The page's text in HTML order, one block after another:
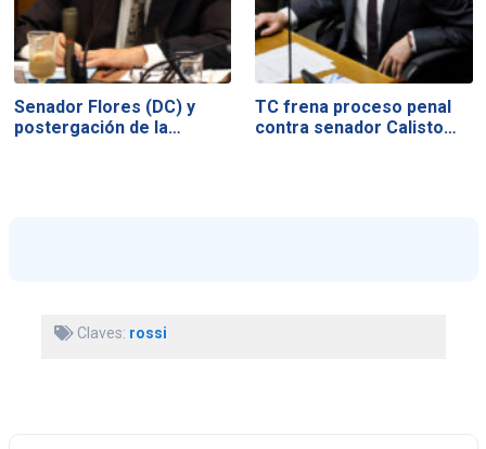
Senador Flores (DC) y
postergación de la…
TC frena proceso penal
contra senador Calisto…
Claves: rossi